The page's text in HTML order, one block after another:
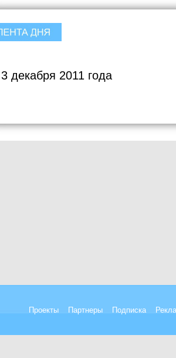
3 декабря 2011 года
Проекты Партнеры Подписка